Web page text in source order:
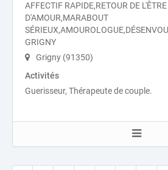
AFFECTIF RAPIDE,RETOUR DE
D'AMOUR,MARABOUT
GRIGNY
Grigny (91350)
Activités
Guerisseur, Thérapeute de couple.